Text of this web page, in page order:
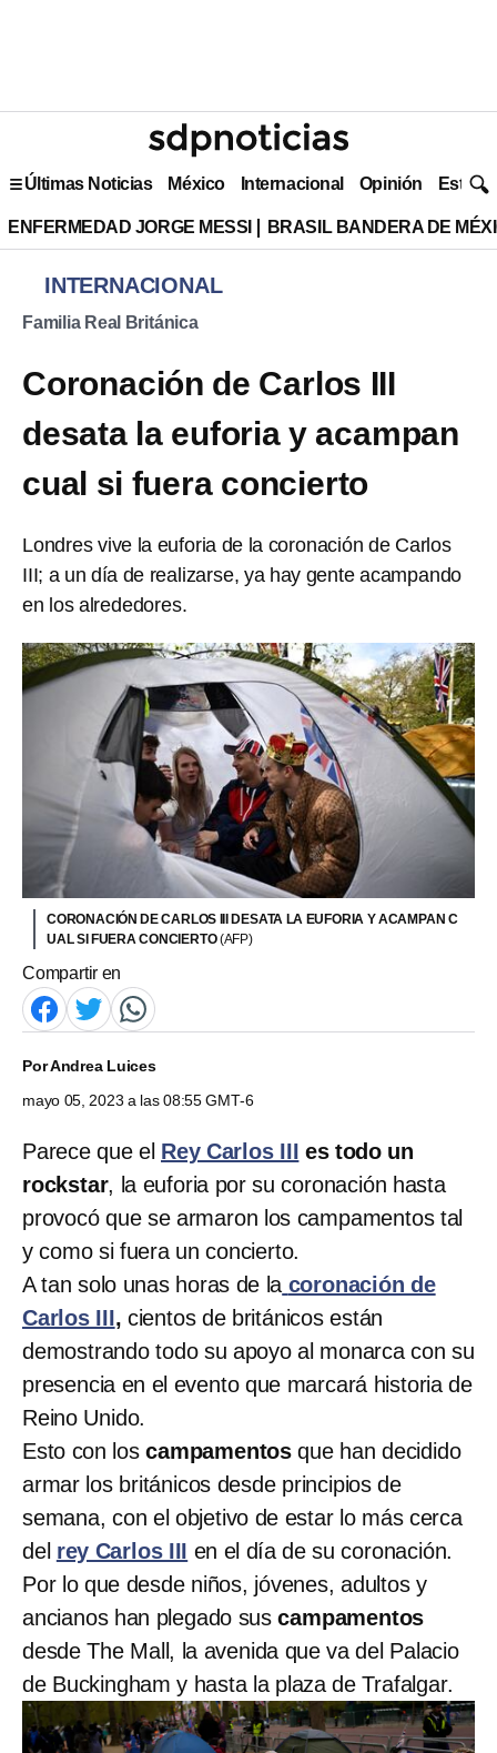
Últimas Noticias México Internacional Opinión Estilo
ENFERMEDAD JORGE MESSI BRASIL BANDERA DE
INTERNACIONAL
Familia Real Británica
Coronación de Carlos III
desata la euforia y acampan
cual si fuera concierto
Londres vive la euforia de la coronación de Carlos
III; a un día de realizarse, ya hay gente acampando
en los alrededores.
CORONACIÓN DE CARLOS III DESATA LA EUFORIA Y ACAMPAN C
UAL SI FUERA CONCIERTO(AFP)
Compartir en
PorAndrea Luices
mayo 05, 2023 a las 08:55 GMT-6
Parece que el Rey Carlos III es todo un
rockstar, la euforia por su coronación hasta
provocó que se armaron los campamentos tal
y como si fuera un concierto.
A tan solo unas horas de la coronación de
Carlos III, cientos de británicos están
demostrando todo su apoyo al monarca con su
presencia en el evento que marcará historia de
Reino Unido.
Esto con loscampamentos que han decidido
armar los británicos desde principios de
semana, con el objetivo de estar lo más cerca
del rey Carlos III en el día de su coronación.
Por lo que desde niños, jóvenes, adultos y
ancianos han plegado suscampamentos
desde The Mall, la avenida que va del Palacio
de Buckingham y hasta la plaza de Trafalgar.